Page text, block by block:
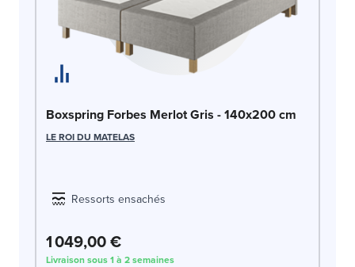
Boxspring Forbes Merlot Gris - 140x200 cm
LE ROI DU MATELAS
Ressorts ensachés
1 049,00 €
Livraison sous 1 à 2 semaines